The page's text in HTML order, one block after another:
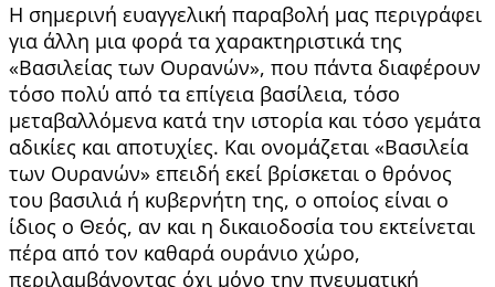
Η σημερινή ευαγγελική παραβολή μας περιγράφει
για άλλη μια φορά τα χαρακτηριστικά της
«Βασιλείας των Ουρανών», που πάντα διαφέρουν
τόσο πολύ από τα επίγεια βασίλεια, τόσο
μεταβαλλόμενα κατά την ιστορία και τόσο γεμάτα
αδικίες και αποτυχίες. Και ονομάζεται «Βασιλεία
των Ουρανών» επειδή εκεί βρίσκεται ο θρόνος
του βασιλιά ή κυβερνήτη της, ο οποίος είναι ο
ίδιος ο Θεός, αν και η δικαιοδοσία του εκτείνεται
πέρα ​​από τον καθαρά ουράνιο χώρο,
περιλαμβάνοντας όχι μόνο την πνευματική